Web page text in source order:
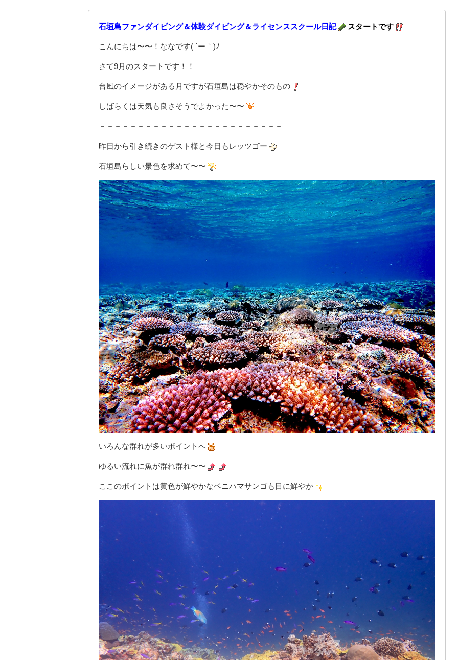
石垣島ファンダイビング＆体験ダイビング＆ライセンススクール日記 スタートです
こんにちは〜〜！ななです( ´ー｀)ﾉ
さて9月のスタートです！！
台風のイメージがある月ですが石垣島は穏やかそのもの
しばらくは天気も良さそうでよかった〜〜
－－－－－－－－－－－－－－－－－－－－－－－－
昨日から引き続きのゲスト様と今日もレッツゴー
石垣島らしい景色を求めて〜〜
いろんな群れが多いポイントへ
ゆるい流れに魚が群れ群れ〜〜
ここのポイントは黄色が鮮やかなベニハマサンゴも目に鮮やか